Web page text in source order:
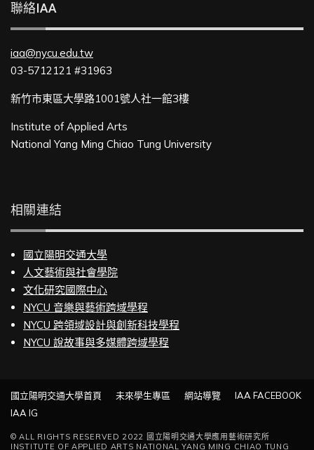
聯絡IAA
iaa@nycu.edu.tw
03-5712121 #31963
新竹市東區大學路1001號人社一館3樓
Institute of Applied Arts
National Yang Ming Chiao Tung University
相關連結
國立陽明交通大學
人文藝術與社會學院
文化研究國際中心
NYCU 音樂與藝術跨域學程
NYCU 跨領域設計與創新科技學程
NYCU 說故事與多媒體跨域學程
© ALL RIGHTS RESERVED 2022 國立陽明交通大學應用藝術研究所
INSTITUTE OF APPLIED ARTS NATIONAL YANG MING CHIAO TUNG
國立陽明交通大學首頁 未來學生專區 網站導覽
IAA FACEBOOK
IAA IG